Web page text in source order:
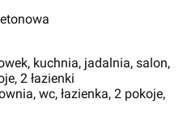
kuchnia, jadalnia, salon,
2 łazienki
wc, łazienka, 2 pokoje,